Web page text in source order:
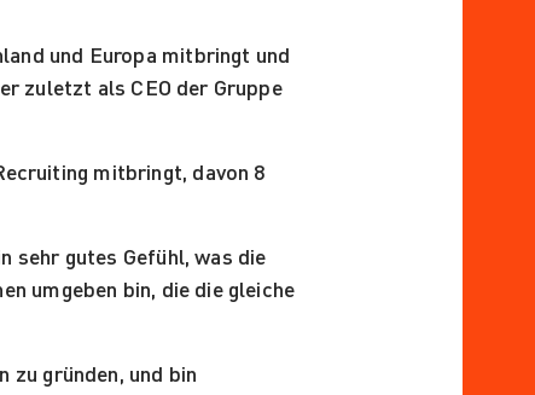
und Europa mitbringt und
zuletzt als CEO der Gruppe
mitbringt, davon 8
sehr gutes Gefühl, was die
umgeben bin, die die gleiche
zu gründen, und bin